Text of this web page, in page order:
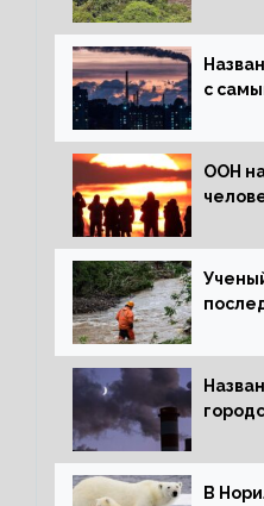
с
ООН
В